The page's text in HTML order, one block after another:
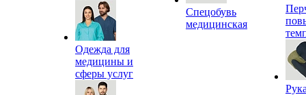
Одежда для
медицины и
сферы услуг
Спецобувь
медицинская